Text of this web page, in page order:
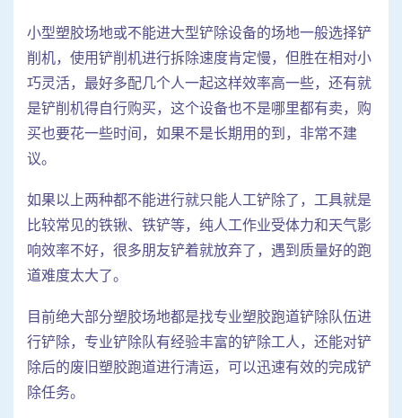
小型塑胶场地或不能进大型铲除设备的场地一般选择铲
削机，使用铲削机进行拆除速度肯定慢，但胜在相对小
巧灵活，最好多配几个人一起这样效率高一些，还有就
是铲削机得自行购买，这个设备也不是哪里都有卖，购
买也要花一些时间，如果不是长期用的到，非常不建
议。
如果以上两种都不能进行就只能人工铲除了，工具就是
比较常见的铁锹、铁铲等，纯人工作业受体力和天气影
响效率不好，很多朋友铲着就放弃了，遇到质量好的跑
道难度太大了。
目前绝大部分塑胶场地都是找专业塑胶跑道铲除队伍进
行铲除，专业铲除队有经验丰富的铲除工人，还能对铲
除后的废旧塑胶跑道进行清运，可以迅速有效的完成铲
除任务。